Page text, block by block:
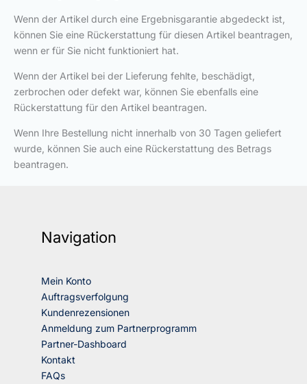
Wenn der Artikel durch eine Ergebnisgarantie abgedeckt ist,
können Sie eine Rückerstattung für diesen Artikel beantragen,
wenn er für Sie nicht funktioniert hat.
Wenn der Artikel bei der Lieferung fehlte, beschädigt,
zerbrochen oder defekt war, können Sie ebenfalls eine
Rückerstattung für den Artikel beantragen.
Wenn Ihre Bestellung nicht innerhalb von 30 Tagen geliefert
wurde, können Sie auch eine Rückerstattung des Betrags
beantragen.
Navigation
Mein Konto
Auftragsverfolgung
Kundenrezensionen
Anmeldung zum Partnerprogramm
Partner-Dashboard
Kontakt
FAQs